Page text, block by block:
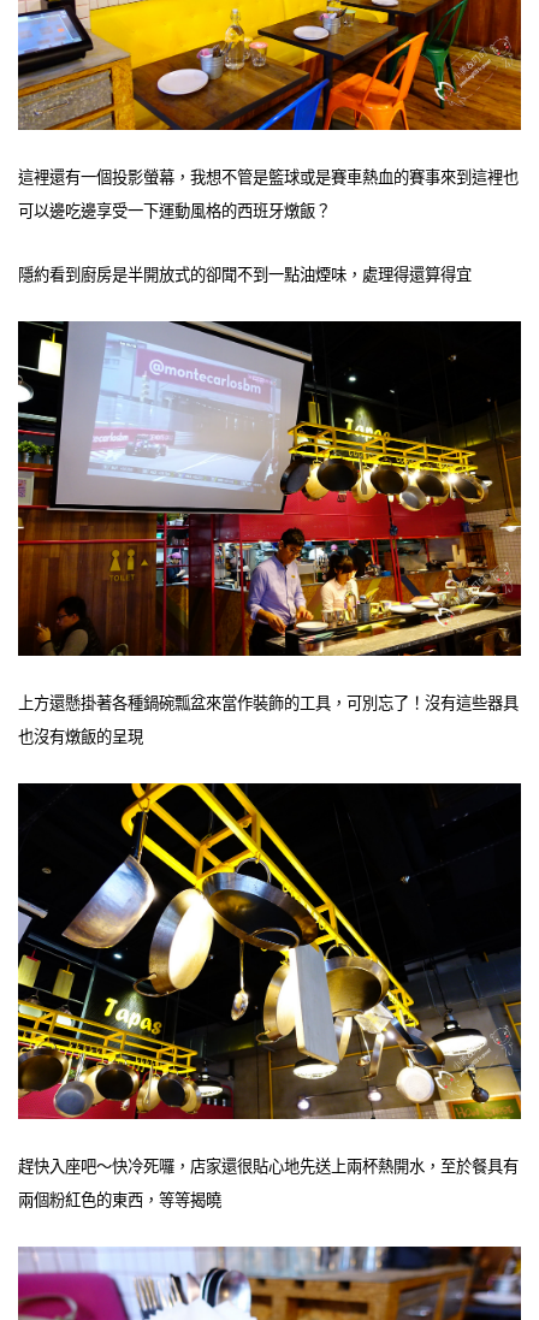
這裡還有一個投影螢幕，我想不管是籃球或是賽車熱血的賽事來到這裡也
可以邊吃邊享受一下運動風格的西班牙燉飯？
隱約看到廚房是半開放式的卻聞不到一點油煙味，處理得還算得宜
上方還懸掛著各種鍋碗瓢盆來當作裝飾的工具，可別忘了！沒有這些器具
也沒有燉飯的呈現
趕快入座吧～快冷死囉，店家還很貼心地先送上兩杯熱開水，至於餐具有
兩個粉紅色的東西，等等揭曉